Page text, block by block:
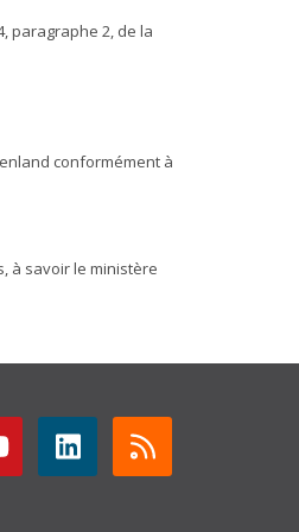
paragraphe 2, de la
conformément à
à savoir le ministère